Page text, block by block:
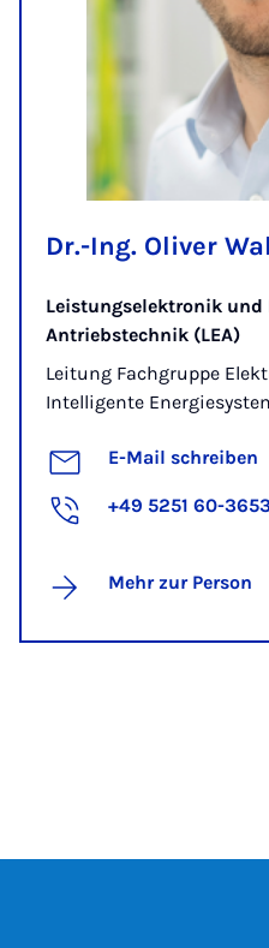
Dr.-Ing. Oliver
Leistungselektronik und
Antriebstechnik (LEA)
Leitung Fachgruppe
Intelligente
E-Mail schreiben
+49 5251 60-3653
Mehr zur Person